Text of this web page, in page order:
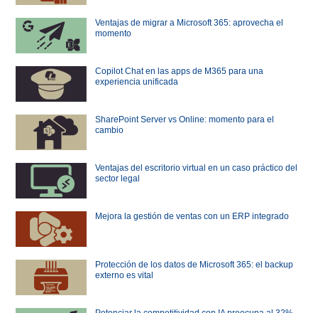
Ventajas de migrar a Microsoft 365: aprovecha el
momento
Copilot Chat en las apps de M365 para una
experiencia unificada
SharePoint Server vs Online: momento para el
cambio
Ventajas del escritorio virtual en un caso práctico del
sector legal
Mejora la gestión de ventas con un ERP integrado
Protección de los datos de Microsoft 365: el backup
externo es vital